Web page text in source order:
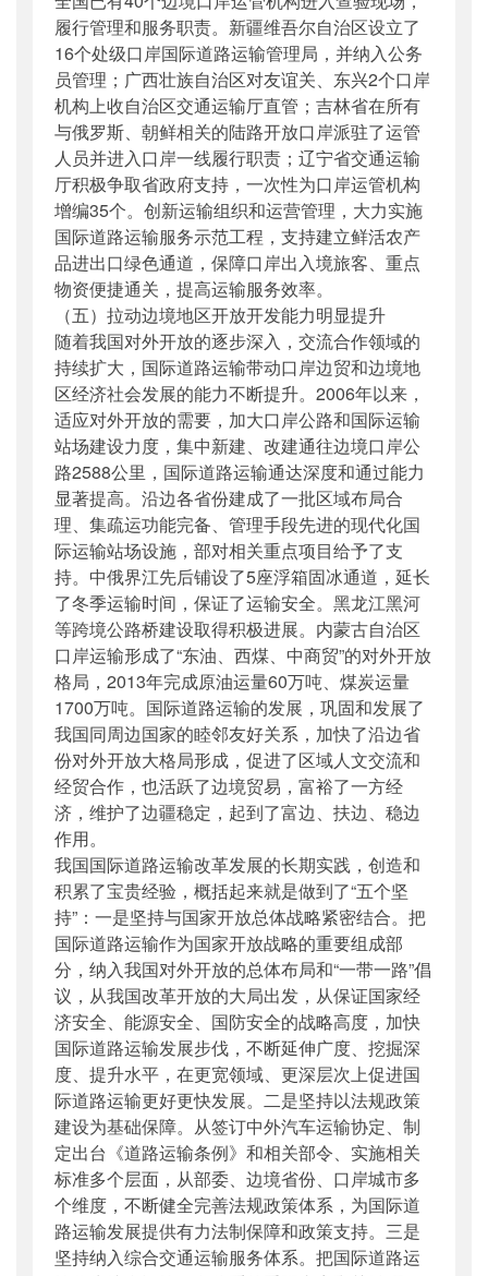
履行管理和服务职责。 新疆维吾尔自治区设立了
16个处级口岸国际道路运输管理局，并纳入公务
员管理；广西壮族自治区对友谊关、东兴2个口岸
机构上收自治区交通运输厅直管；吉林省在所有
与俄罗斯、朝鲜相关的陆路开放口岸派驻了运管
人员并进入口岸一线履行职责；辽宁省交通运输
厅积极争取省政府支持，一次性为口岸运管机构
增编35个。创新运输组织和运营管理，大力实施
国际道路运输服务示范工程，支持建立鲜活农产
品进出口绿色通道，保障口岸出入境旅客、重点
物资便捷通关，提高运输服务效率。
（五）拉动边境地区开放开发能力明显提升
随着我国对外开放的逐步深入，交流合作领域的
持续扩大，国际道路运输带动口岸边贸和边境地
区经济社会发展的能力不断提升。2006年以来，
适应对外开放的需要，加大口岸公路和国际运输
站场建设力度，集中新建、改建通往边境口岸公
路2588公里，国际道路运输通达深度和通过能力
显著提高。沿边各省份建成了一批区域布局合
理、集疏运功能完备、管理手段先进的现代化国
际运输站场设施，部对相关重点项目给予了支
持。中俄界江先后铺设了5座浮箱固冰通道，延长
了冬季运输时间，保证了运输安全。黑龙江黑河
等跨境公路桥建设取得积极进展。内蒙古自治区
口岸运输形成了“东油、西煤、中商贸”的对外开放
格局，2013年完成原油运量60万吨、煤炭运量
1700万吨。国际道路运输的发展，巩固和发展了
我国同周边国家的睦邻友好关系，加快了沿边省
份对外开放大格局形成，促进了区域人文交流和
经贸合作，也活跃了边境贸易，富裕了一方经
济，维护了边疆稳定，起到了富边、扶边、稳边
作用。
我国国际道路运输改革发展的长期实践，创造和
积累了宝贵经验，概括起来就是做到了“五个坚
持”：一是坚持与国家开放总体战略紧密结合。把
国际道路运输作为国家开放战略的重要组成部
分，纳入我国对外开放的总体布局和“一带一路”倡
议，从我国改革开放的大局出发，从保证国家经
济安全、能源安全、国防安全的战略高度，加快
国际道路运输发展步伐，不断延伸广度、挖掘深
度、提升水平，在更宽领域、更深层次上促进国
际道路运输更好更快发展。二是坚持以法规政策
建设为基础保障。从签订中外汽车运输协定、制
定出台《道路运输条例》和相关部令、实施相关
标准多个层面，从部委、边境省份、口岸城市多
个维度，不断健全完善法规政策体系，为国际道
路运输发展提供有力法制保障和政策支持。三是
坚持纳入综合交通运输服务体系。把国际道路运